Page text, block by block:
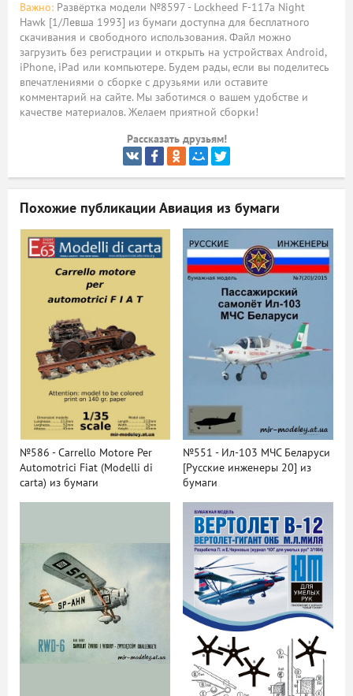
Важно: Развёртка модели №8597 - Lockheed F-117a Night
Hawk [1/Левша 1993] из бумаги доступна для бесплатного
скачивания и свободного использования. Файл можно
загрузить без регистрации и открыть на устройствах Android,
iPhone, iPad или компьютере. Будем рады, если вы поделитесь
впечатлениями о сборке с друзьями или оставите
комментарий на сайте. Мы заботимся о вашем удобстве и
качестве материалов. Желаем приятной сборки!
Рассказать друзьям!
Похожие публикации Авиация из бумаги
№586 - Carrello Motore Per
Automotrici Fiat (Modelli di
carta) из бумаги
№551 - Ил-103 МЧС Беларуси
[Русские инженеры 20] из
бумаги